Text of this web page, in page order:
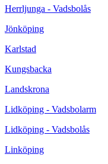
Herrljunga - Vadsbolås
Jönköping
Karlstad
Kungsbacka
Landskrona
Lidköping - Vadsbolarm
Lidköping - Vadsbolås
Linköping